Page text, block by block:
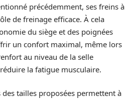
précédemment, ses freins à
de freinage efficace. À cela
du siège et des poignées
un confort maximal, même lors
au niveau de la selle
la fatigue musculaire.
tailles proposées permettent à